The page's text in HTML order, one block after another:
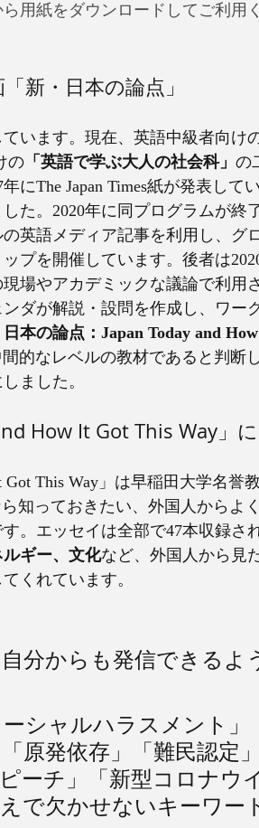
用紙をダウンロードしてご利用
新・日本の論点」
います。現在、英語中級者向け
の 「英語で学ぶ大人の社会科」 の
にThe Japan Times紙が発表して
た。2020年に同プログラムが終
英語メディア記事を利用し、グ
プを開催しています。後者は
場やアカデミックな議論で利用
ダが解説・設問を作成し、ワー
日本の論点：Japan Today and
的なレベルの教材であると判断
ました。
How It Got This Way」
Got This Way」は早稲田大学名誉
知っておきたい、外国人からよ
。エッセイは全部で47本収録さ
ギー、文化など、外国人から見
くれています。
分からも発信できるよ
シャルハラスメント」
原発依存」「難民認定
ーチ」「新型コロナウ
で欠かせないキーワー